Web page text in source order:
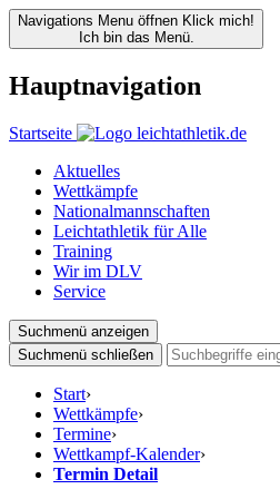
Navigations Menu öffnen Klick mich!
Ich bin das Menü.
Hauptnavigation
Startseite
Aktuelles
Wettkämpfe
Nationalmannschaften
Leichtathletik für Alle
Training
Wir im DLV
Service
Suchmenü anzeigen
Suchmenü schließen
Start›
Wettkämpfe›
Termine›
Wettkampf-Kalender›
Termin Detail